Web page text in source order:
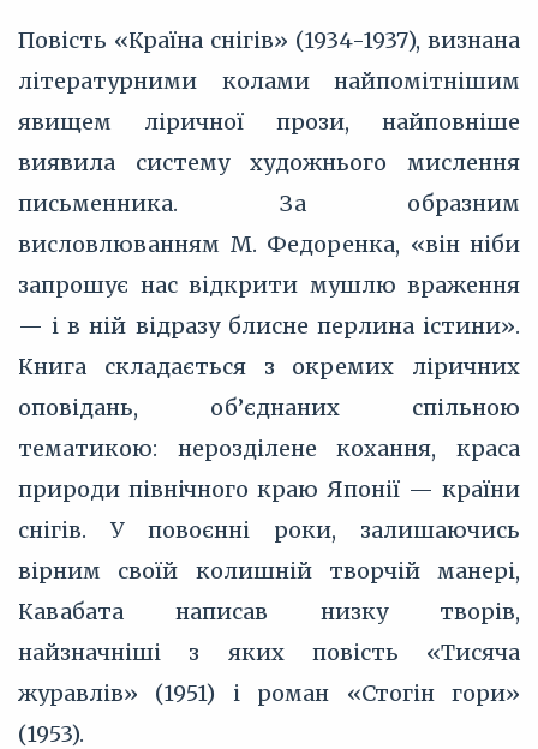
Повість «Країна снігів» (1934-1937), визнана
літературними колами найпомітнішим
явищем ліричної прози, найповніше
виявила систему художнього мислення
письменника. За образним
висловлюванням М. Федоренка, «він ніби
запрошує нас відкрити мушлю враження
— і в ній відразу блисне перлина істини».
Книга складається з окремих ліричних
оповідань, об’єднаних спільною
тематикою: нерозділене кохання, краса
природи північного краю Японії — країни
снігів. У повоєнні роки, залишаючись
вірним своїй колишній творчій манері,
Кавабата написав низку творів,
найзначніші з яких повість «Тисяча
журавлів» (1951) і роман «Стогін гори»
(1953).